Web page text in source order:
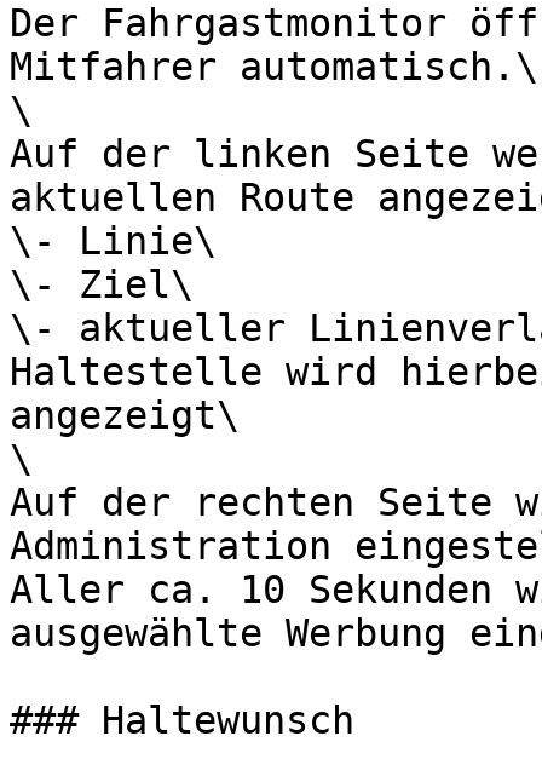
Der Fahrgastmonitor
Mitfahrer automatisch.\
\
Auf der linken Seite
aktuellen Route
\- Linie\
\- Ziel\
\- aktueller
Haltestelle wird
angezeigt\
\
Auf der rechten Seite
Administration
Aller ca. 10 Sekunden
ausgewählte Werbung
### Haltewunsch